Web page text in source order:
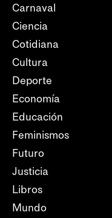
Carnaval
Ciencia
Cotidiana
Cultura
Deporte
Economía
Educación
Feminismos
Futuro
Justicia
Libros
Mundo